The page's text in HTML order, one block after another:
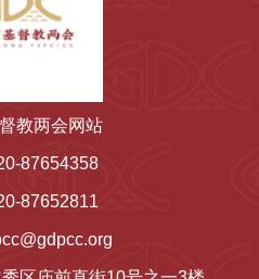
教两会网站
87654358
87652811